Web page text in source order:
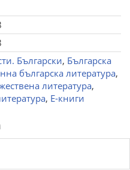
Български, Българска
българска литература,
литература,
, Е-книги